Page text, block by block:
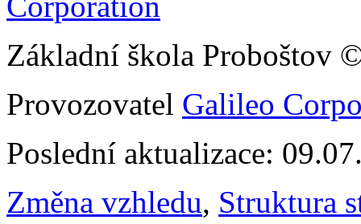
Základní škola Proboštov
Provozovatel Galileo
Poslední aktualizace:
Změna vzhledu, Struktura